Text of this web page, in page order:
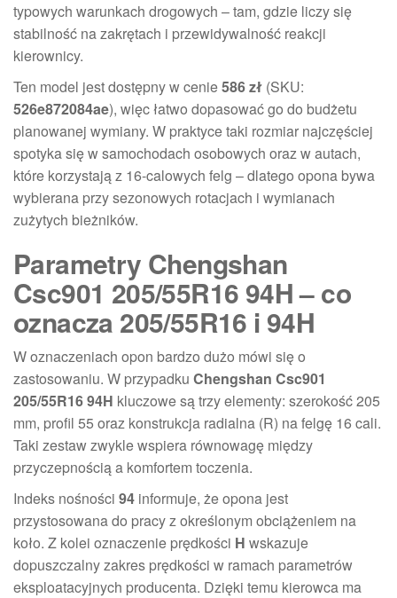
typowych warunkach drogowych – tam, gdzie liczy się
stabilność na zakrętach i przewidywalność reakcji
kierownicy.
Ten model jest dostępny w cenie586 zł (SKU:
526e872084ae), więc łatwo dopasować go do budżetu
planowanej wymiany. W praktyce taki rozmiar najczęściej
spotyka się w samochodach osobowych oraz w autach,
które korzystają z 16-calowych felg – dlatego opona bywa
wybierana przy sezonowych rotacjach i wymianach
zużytych bieżników.
Parametry Chengshan
Csc901 205/55R16 94H – co
oznacza 205/55R16 i 94H
W oznaczeniach opon bardzo dużo mówi się o
zastosowaniu. W przypadku Chengshan Csc901
205/55R16 94H kluczowe są trzy elementy: szerokość 205
mm, profil 55 oraz konstrukcja radialna (R) na felgę 16 cali.
Taki zestaw zwykle wspiera równowagę między
przyczepnością a komfortem toczenia.
Indeks nośności 94 informuje, że opona jest
przystosowana do pracy z określonym obciążeniem na
koło. Z kolei oznaczenie prędkości H wskazuje
dopuszczalny zakres prędkości w ramach parametrów
eksploatacyjnych producenta. Dzięki temu kierowca ma